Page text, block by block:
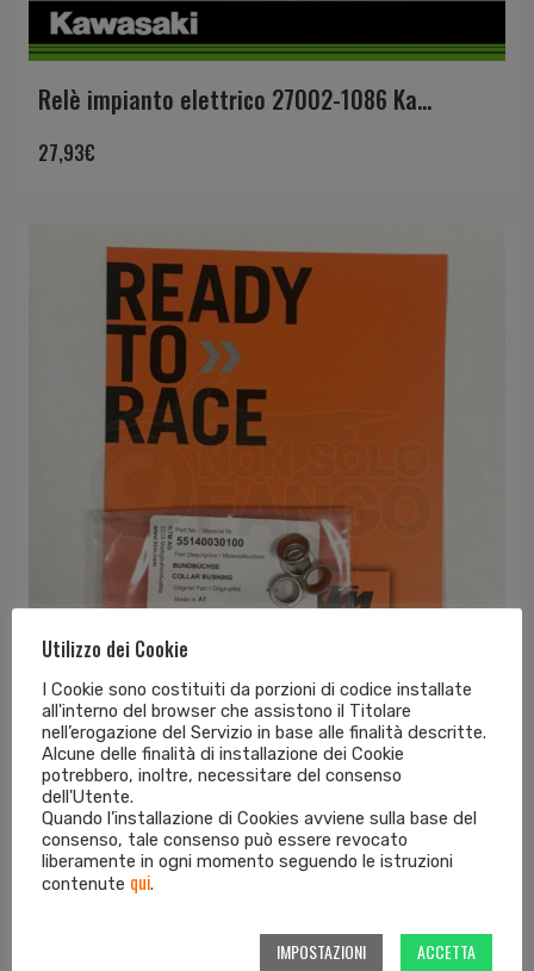
Relè impianto elettrico 27002-1086 Ka...
27,93€
Set 4 boccole motorino avviamento KTM...
19,03€
Utilizzo dei Cookie
I Cookie sono costituiti da porzioni di codice installate
all'interno del browser che assistono il Titolare
nell’erogazione del Servizio in base alle finalità descritte.
Alcune delle finalità di installazione dei Cookie
potrebbero, inoltre, necessitare del consenso
dell'Utente.
Quando l’installazione di Cookies avviene sulla base del
consenso, tale consenso può essere revocato
liberamente in ogni momento seguendo le istruzioni
contenute qui.
IMPOSTAZIONI ACCETTA